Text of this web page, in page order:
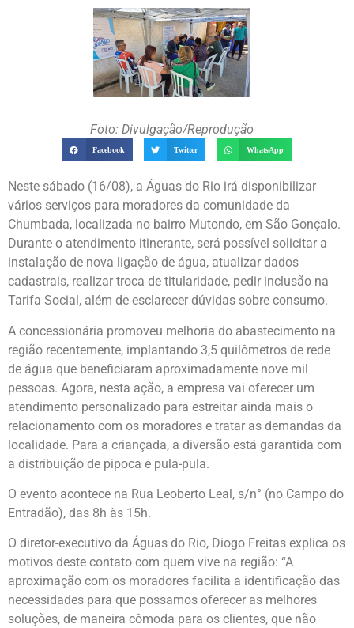
Foto: Divulgação/Reprodução
Facebook Twitter WhatsApp
Neste sábado (16/08), a Águas do Rio irá disponibilizar
vários serviços para moradores da comunidade da
Chumbada, localizada no bairro Mutondo, em São Gonçalo.
Durante o atendimento itinerante, será possível solicitar a
instalação de nova ligação de água, atualizar dados
cadastrais, realizar troca de titularidade, pedir inclusão na
Tarifa Social, além de esclarecer dúvidas sobre consumo.
A concessionária promoveu melhoria do abastecimento na
região recentemente, implantando 3,5 quilômetros de rede
de água que beneficiaram aproximadamente nove mil
pessoas. Agora, nesta ação, a empresa vai oferecer um
atendimento personalizado para estreitar ainda mais o
relacionamento com os moradores e tratar as demandas da
localidade. Para a criançada, a diversão está garantida com
a distribuição de pipoca e pula-pula.
O evento acontece na Rua Leoberto Leal, s/n° (no Campo do
Entradão), das 8h às 15h.
O diretor-executivo da Águas do Rio, Diogo Freitas explica os
motivos deste contato com quem vive na região: “A
aproximação com os moradores facilita a identificação das
necessidades para que possamos oferecer as melhores
soluções, de maneira cômoda para os clientes, que não